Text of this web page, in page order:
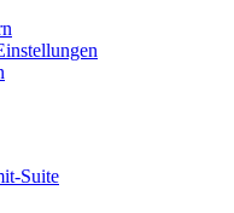
Suite